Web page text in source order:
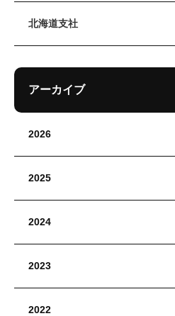
北海道支社
アーカイブ
2026
2025
2024
2023
2022